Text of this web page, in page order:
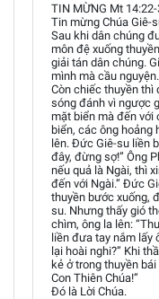
TIN MỪNG Mt
Tin mừng Chúa Giê-
Sau khi dân chúng
môn đệ xuống
giải tán dân chúng.
mình mà cầu
Còn chiếc thuyền thì
sóng đánh vì ngược
mặt biển mà đến với
biển, các ông hoảng
lên. Đức Giê-su liền
đây, đừng sợ!” Ông
nếu quả là Ngài, thì
đến với Ngài.” Đức
thuyền bước xuống,
su. Nhưng thấy gió
chìm, ông la lên:
liền đưa tay nắm lấy
lại hoài nghi?” Khi
kẻ ở trong thuyền
Con Thiên Chúa!”
Đó là Lời Chúa.